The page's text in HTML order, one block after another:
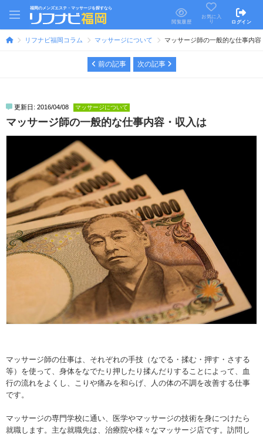
福岡のメンズエステ・マッサージを探すなら
閲覧履歴
お気に入
り
ログイン
リフナビ福岡コラム マッサージについて マッサージ師の一般的な仕事内容
前の記事 次の記事
更新日: 2016/04/08 マッサージについて
マッサージ師の一般的な仕事内容・収入は
マッサージ師の仕事は、それぞれの手技（なでる・揉む・押す・さする
等）を使って、身体をなでたり押したり揉んだりすることによって、血
行の流れをよくし、こりや痛みを和らげ、人の体の不調を改善する仕事
です。
マッサージの専門学校に通い、医学やマッサージの技術を身につけたら
就職します。主な就職先は、治療院や様々なマッサージ店です。訪問し